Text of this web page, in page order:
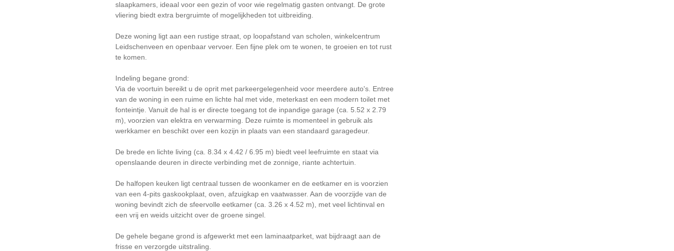
slaapkamers, ideaal voor een gezin of voor wie regelmatig gasten ontvangt. De grote
vliering biedt extra bergruimte of mogelijkheden tot uitbreiding.
Deze woning ligt aan een rustige straat, op loopafstand van scholen, winkelcentrum
Leidschenveen en openbaar vervoer. Een fijne plek om te wonen, te groeien en tot rust
te komen.
Indeling begane grond:
Via de voortuin bereikt u de oprit met parkeergelegenheid voor meerdere auto's. Entree
van de woning in een ruime en lichte hal met vide, meterkast en een modern toilet met
fonteintje. Vanuit de hal is er directe toegang tot de inpandige garage (ca. 5.52 x 2.79
m), voorzien van elektra en verwarming. Deze ruimte is momenteel in gebruik als
werkkamer en beschikt over een kozijn in plaats van een standaard garagedeur.
De brede en lichte living (ca. 8.34 x 4.42 / 6.95 m) biedt veel leefruimte en staat via
openslaande deuren in directe verbinding met de zonnige, riante achtertuin.
De halfopen keuken ligt centraal tussen de woonkamer en de eetkamer en is voorzien
van een 4-pits gaskookplaat, oven, afzuigkap en vaatwasser. Aan de voorzijde van de
woning bevindt zich de sfeervolle eetkamer (ca. 3.26 x 4.52 m), met veel lichtinval en
een vrij en weids uitzicht over de groene singel.
De gehele begane grond is afgewerkt met een laminaatparket, wat bijdraagt aan de
frisse en verzorgde uitstraling.